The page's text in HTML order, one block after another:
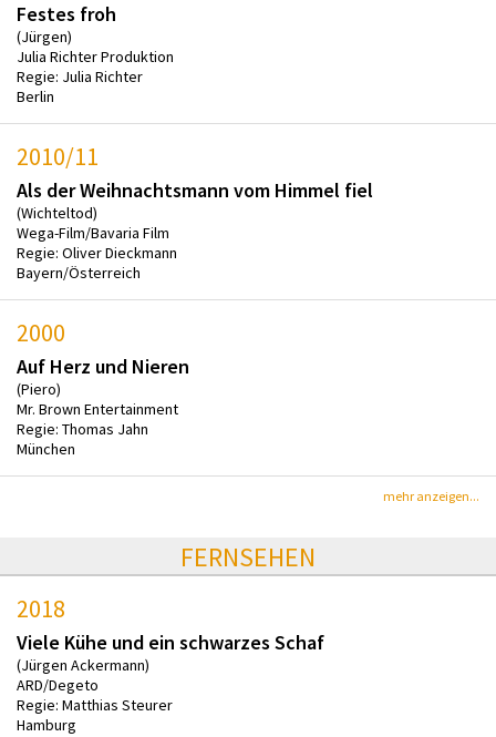
Festes froh
(Jürgen)
Julia Richter Produktion
Regie: Julia Richter
Berlin
2010/11
Als der Weihnachtsmann vom Himmel fiel
(Wichteltod)
Wega-Film/Bavaria Film
Regie: Oliver Dieckmann
Bayern/Österreich
2000
Auf Herz und Nieren
(Piero)
Mr. Brown Entertainment
Regie: Thomas Jahn
München
mehr anzeigen...
FERNSEHEN
2018
Viele Kühe und ein schwarzes Schaf
(Jürgen Ackermann)
ARD/Degeto
Regie: Matthias Steurer
Hamburg